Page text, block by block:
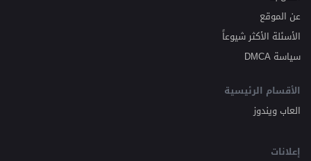
عن الموقع
الأسئلة الأكثر شيوعاً
سياسة DMCA
الأقسام الرئيسية
العاب ويندوز
إعلانات